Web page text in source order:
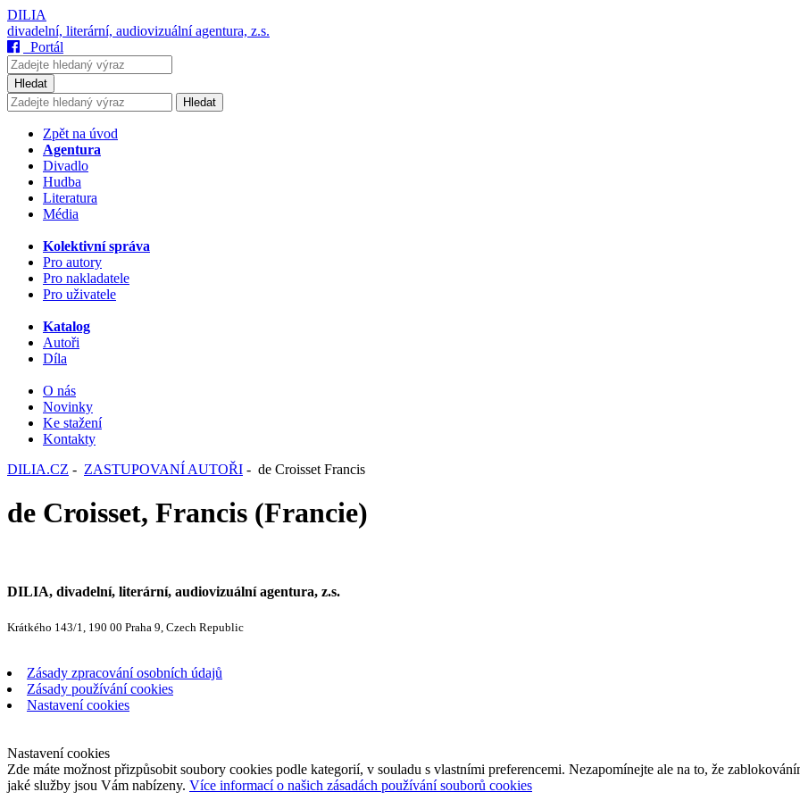
DILIA
divadelní, literární, audiovizuální agentura, z.s.
Portál
Hledat
Hledat
Zpět na úvod
Agentura
Divadlo
Hudba
Literatura
Média
Kolektivní správa
Pro autory
Pro nakladatele
Pro uživatele
Katalog
Autoři
Díla
O nás
Novinky
Ke stažení
Kontakty
DILIA.CZ - ZASTUPOVANÍ AUTOŘI - de Croisset Francis
de Croisset, Francis (Francie)
DILIA, divadelní, literární, audiovizuální agentura, z.s.
Krátkého 143/1, 190 00 Praha 9, Czech Republic
Zásady zpracování osobních údajů
Zásady používání cookies
Nastavení cookies
Nastavení cookies
Zde máte možnost přizpůsobit soubory cookies podle kategorií, v souladu s vlastními preferencemi. Nezapomínejte ale na to, že
jaké služby jsou Vám nabízeny. Více informací o našich zásadách používání souborů cookies